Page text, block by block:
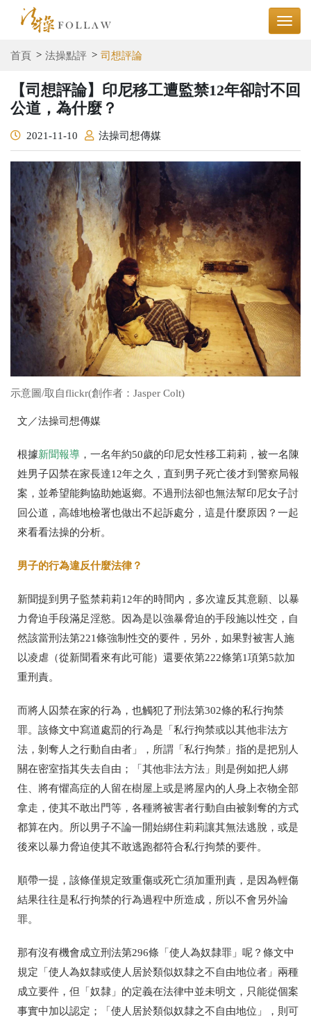
首頁 法操點評 司想評論
【司想評論】印尼移工遭監禁12年卻討不回
公道，為什麼？
2021-11-10 法操司想傳媒
示意圖/取自flickr(創作者：Jasper Colt)
文／法操司想傳媒
根據新聞報導 ，一名年約50歲的印尼女性移工莉莉，被一名陳
姓男子囚禁在家長達12年之久，直到男子死亡後才到警察局報
案，並希望能夠協助她返鄉。不過刑法卻也無法幫印尼女子討
回公道，高雄地檢署也做出不起訴處分，這是什麼原因？一起
來看看法操的分析。
男子的行為違反什麼法律？
新聞提到男子監禁莉莉12年的時間內，多次違反其意願、以暴
力脅迫手段滿足淫慾。因為是以強暴脅迫的手段施以性交，自
然該當刑法第221條強制性交的要件，另外，如果對被害人施
以凌虐（從新聞看來有此可能）還要依第222條第1項第5款加
重刑責。
而將人囚禁在家的行為，也觸犯了刑法第302條的私行拘禁
罪。該條文中寫道處罰的行為是「私行拘禁或以其他非法方
法，剝奪人之行動自由者」，所謂「 私行拘禁」指的是把別人
關在密室指其失去自由；「其他非法方法」則是例如把人綁
住、將有懼高症的人留在樹屋上或是將屋內的人身上衣物全部
拿走，使其不敢出門等，各種將被害者行動自由被剝奪的方式
都算在內。所以男子不論一開始綁住莉莉讓其無法逃脫，或是
後來以暴力脅迫使其不敢逃跑都符合私行拘禁的要件。
順帶一提，該條僅規定致重傷或死亡須加重刑責，是因為輕傷
結果往往是私行拘禁的行為過程中所造成，所以不會另外論
罪。
那有沒有機會成立刑法第296條「使人為奴隸罪」呢？條文中
規定「使人為奴隸或使人居於類似奴隸之不自由地位者」兩種
成立要件，但「奴隸」的定義在法律中並未明文，只能從個案
事實中加以認定；「使人居於類似奴隸之不自由地位」，則可